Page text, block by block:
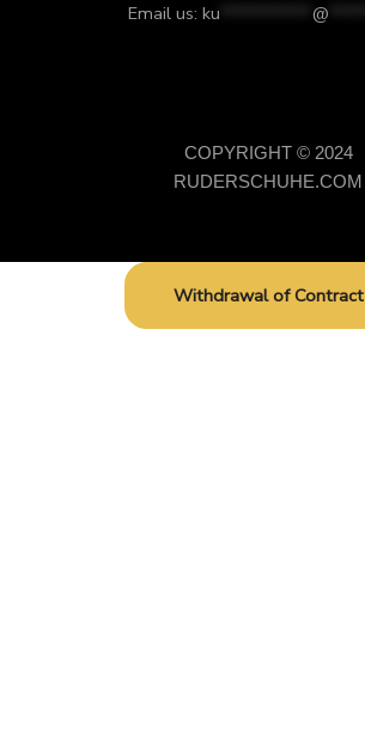
Email us: ku @
COPYRIGHT © 2024
RUDERSCHUHE.COM
Withdrawal of Contract